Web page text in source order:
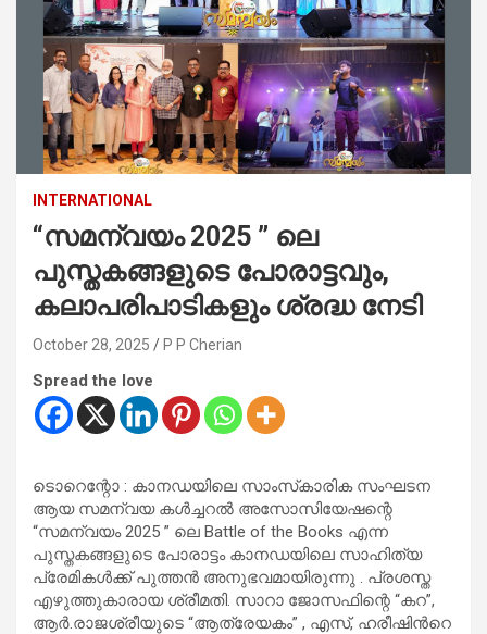
INTERNATIONAL
“സമന്വയം 2025 ” ലെ
പുസ്തകങ്ങളുടെ പോരാട്ടവും,
കലാപരിപാടികളും ശ്രദ്ധ നേടി
October 28, 2025 P P Cherian
Spread the love
ടൊറെന്റോ : കാനഡയിലെ സാംസ്‌കാരിക സംഘടന
ആയ സമന്വയ കൾച്ചറൽ അസോസിയേഷന്റെ
“സമന്വയം 2025 ” ലെ Battle of the Books എന്ന
പുസ്തകങ്ങളുടെ പോരാട്ടം കാനഡയിലെ സാഹിത്യ
പ്രേമികൾക്ക് പുത്തൻ അനുഭവമായിരുന്നു . പ്രശസ്ത
എഴുത്തുകാരായ ശ്രീമതി. സാറാ ജോസഫിന്റെ “കറ”,
ആർ.രാജശ്രീയുടെ “ആത്രേയകം” , എസ്, ഹരീഷിൻറെ